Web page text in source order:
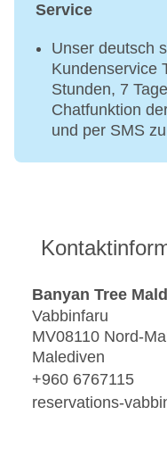
Service
Unser deutsch
Kundenservice
Stunden, 7
Chatfunktion
und per SMS
Banyan Tree
Vabbinfaru
MV08110 Nord-
Malediven
+960 6767115
reservations-